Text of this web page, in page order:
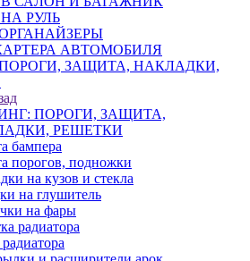
РУЛЬ
АВТОМОБИЛЯ
ЗАЩИТА, НАКЛАДКИ,
ПОРОГИ, ЗАЩИТА,
РЕШЕТКИ
бампера
порогов, подножки
на кузов и стекла
на глушитель
на фары
радиатора